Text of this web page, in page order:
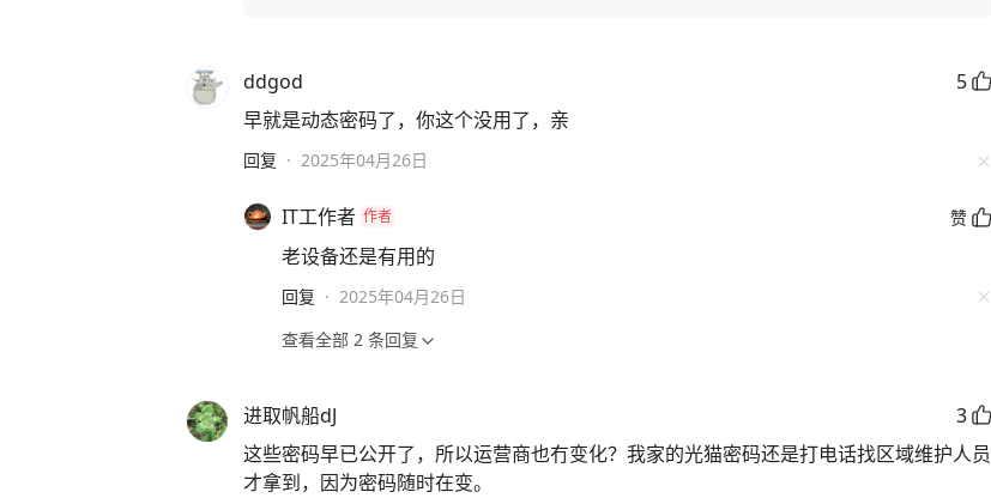
ddgod
5
早就是动态密码了，你这个没用了，亲
回复 · 2025年04月26日
IT工作者 作者 赞
老设备还是有用的
回复 · 2025年04月26日
查看全部 2 条回复
进取帆船dJ
3
这些密码早已公开了，所以运营商也冇变化？我家的光猫密码还是打电话找区域维护人员
才拿到，因为密码随时在变。